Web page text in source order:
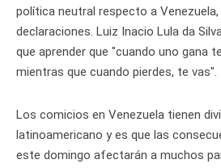
política neutral respecto a
declaraciones. Luiz Inacio Lula da
que aprender que "cuando uno gana
mientras que cuando pierdes, te vas".
Los comicios en Venezuela tienen
latinoamericano y es que las
este domingo afectarán a muchos